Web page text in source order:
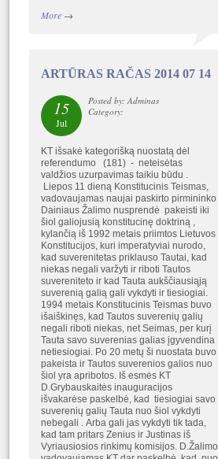
More→
ARTŪRAS RAČAS 2014 07 14
15
Jul
Posted by: Adminas
Category:
KT išsakė kategorišką nuostatą dėl
referendumo (181) - neteisėtas
valdžios uzurpavimas taikiu būdu .
Liepos 11 dieną Konstitucinis Teismas,
vadovaujamas naujai paskirto pirmininko
Dainiaus Žalimo nusprendė pakeisti iki
šiol galiojusią konstitucinę doktriną ,
kylančią iš 1992 metais priimtos Lietuvos
Konstitucijos, kuri imperatyviai nurodo,
kad suverenitetas priklauso Tautai, kad
niekas negali varžyti ir riboti Tautos
suvereniteto ir kad Tauta aukščiausiąją
suverenią galią gali vykdyti ir tiesiogiai.
1994 metais Konstitucinis Teismas buvo
išaiškinęs, kad Tautos suverenių galių
negali riboti niekas, net Seimas, per kurį
Tauta savo suverenias galias įgyvendina
netiesiogiai. Po 20 metų ši nuostata buvo
pakeista ir Tautos suverenios galios nuo
šiol yra apribotos. Iš esmės KT
D.Grybauskaitės inauguracijos
išvakarėse paskelbė, kad tiesiogiai savo
suverenių galių Tauta nuo šiol vykdyti
nebegali . Arba gali jas vykdyti tik tada,
kad tam pritars Zenius ir Justinas iš
Vyriausiosios rinkimų komisijos. D.Žalimo